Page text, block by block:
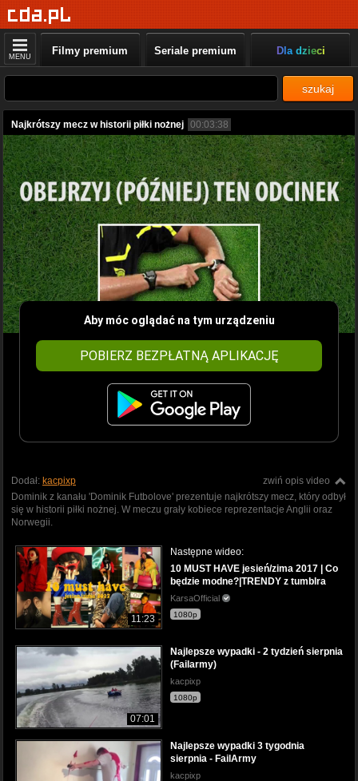
MENU Filmy premium Seriale premium Dla dzieci
szukaj
Najkrótszy mecz w historii piłki nożnej 00:03:38
Aby móc oglądać na tym urządzeniu
POBIERZ BEZPŁATNĄ APLIKACJĘ
zwiń opis video
Dodał: kacpixp
Dominik z kanału 'Dominik Futbolove' prezentuje najkrótszy mecz, który odbył
się w historii piłki nożnej. W meczu grały kobiece reprezentacje Anglii oraz
Norwegii.
11:23
Następne wideo:
10 MUST HAVE jesień/zima 2017 | Co
będzie modne?|TRENDY z tumblra
KarsaOfficial
1080p
07:01
Najlepsze wypadki - 2 tydzień sierpnia
(Failarmy)
kacpixp
1080p
Najlepsze wypadki 3 tygodnia
sierpnia - FailArmy
kacpixp